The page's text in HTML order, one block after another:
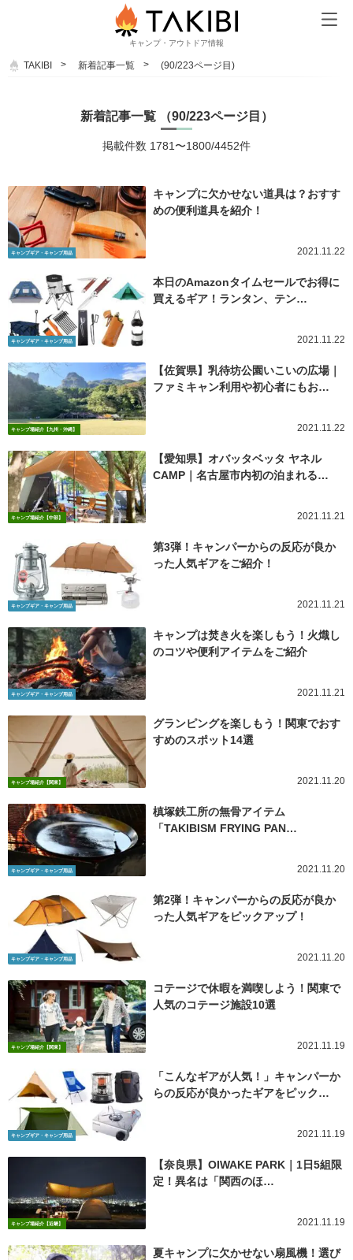
キャンプ・アウトドア情報
TAKIBI 新着記事一覧 (90/223ページ目)
新着記事一覧 （90/223ページ目）
掲載件数 1781〜1800/4452件
キャンプギア・キャンプ用品
キャンプに欠かせない道具は？おすす
めの便利道具を紹介！
2021.11.22
キャンプギア・キャンプ用品
本日のAmazonタイムセールでお得に
買えるギア！ランタン、テン…
2021.11.22
キャンプ場紹介【九州・沖縄】
【佐賀県】乳待坊公園いこいの広場｜
ファミキャン利用や初心者にもお…
2021.11.22
キャンプ場紹介【中部】
【愛知県】オバッタベッタ ヤネル
CAMP｜名古屋市内初の泊まれる…
2021.11.21
キャンプギア・キャンプ用品
第3弾！キャンパーからの反応が良か
った人気ギアをご紹介！
2021.11.21
キャンプギア・キャンプ用品
キャンプは焚き火を楽しもう！火熾し
のコツや便利アイテムをご紹介
2021.11.21
キャンプ場紹介【関東】
グランピングを楽しもう！関東でおす
すめのスポット14選
2021.11.20
キャンプギア・キャンプ用品
槙塚鉄工所の無骨アイテム
「TAKIBISM FRYING PAN…
2021.11.20
キャンプギア・キャンプ用品
第2弾！キャンパーからの反応が良か
った人気ギアをピックアップ！
2021.11.20
キャンプ場紹介【関東】
コテージで休暇を満喫しよう！関東で
人気のコテージ施設10選
2021.11.19
キャンプギア・キャンプ用品
「こんなギアが人気！」キャンパーか
らの反応が良かったギアをピック…
2021.11.19
キャンプ場紹介【近畿】
【奈良県】OIWAKE PARK｜1日5組限
定！異名は「関西のほ…
2021.11.19
夏キャンプに欠かせない扇風機！選び